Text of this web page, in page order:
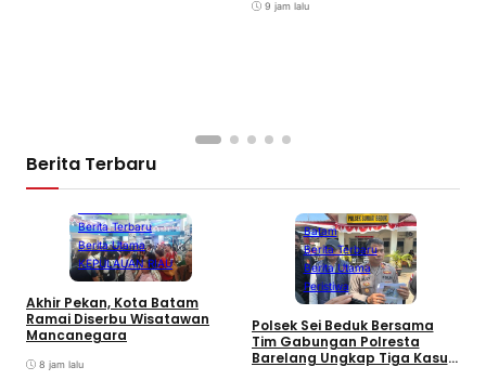
9 jam lalu
Berita Terbaru
Berita Terbaru
Berita Utama
KEPULAUAN RIAU
Akhir Pekan, Kota Batam
Ramai Diserbu Wisatawan
Mancanegara
8 jam lalu
Batam
Berita Terbaru
Berita Utama
Peristiwa
Polsek Sei Beduk Bersama
Tim Gabungan Polresta
Barelang Ungkap Tiga Kasus